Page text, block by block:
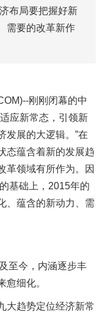
布局要把握好新
需要的改革新作
刚刚闭幕的中
应新常态，引领新
发展的大逻辑。”在
态蕴含着新的发展趋
革领域有所作为。因
基础上，2015年的
、蕴含的新动力、需
至今，内涵逐步丰
愈细化。
大趋势定位经济新常